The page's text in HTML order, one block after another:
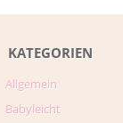
KATEGORIEN
Allgemein
Babyleicht